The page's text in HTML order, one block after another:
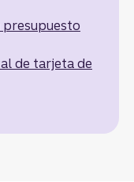
presupuesto
de tarjeta de